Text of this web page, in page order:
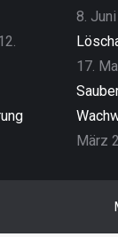
8.
17.
März